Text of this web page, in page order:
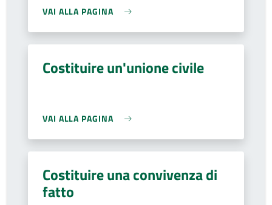
VAI ALLA PAGINA
Costituire un'unione civile
VAI ALLA PAGINA
Costituire una convivenza di
fatto